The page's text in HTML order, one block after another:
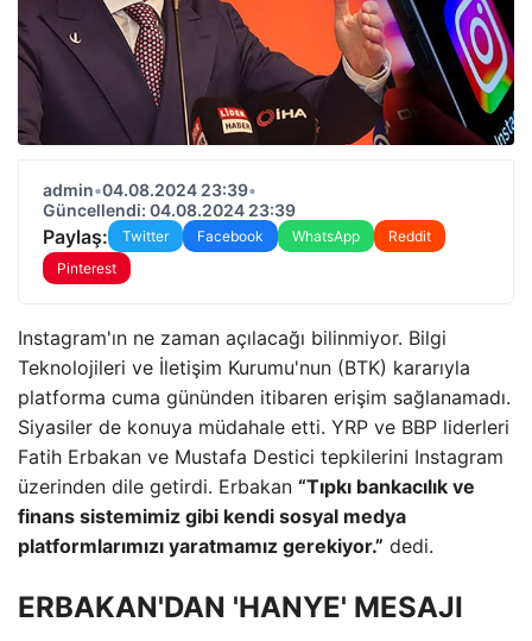
admin•04.08.2024 23:39•
Güncellendi: 04.08.2024 23:39
Paylaş: Twitter Facebook WhatsApp
Reddit
Pinterest
Instagram'ın ne zaman açılacağı bilinmiyor. Bilgi
Teknolojileri ve İletişim Kurumu'nun (BTK) kararıyla
platforma cuma gününden itibaren erişim sağlanamadı.
Siyasiler de konuya müdahale etti. YRP ve BBP liderleri
Fatih Erbakan ve Mustafa Destici tepkilerini Instagram
üzerinden dile getirdi. Erbakan “Tıpkı bankacılık ve
finans sistemimiz gibi kendi sosyal medya
platformlarımızı yaratmamız gerekiyor.” dedi.
ERBAKAN'DAN 'HANYE' MESAJI